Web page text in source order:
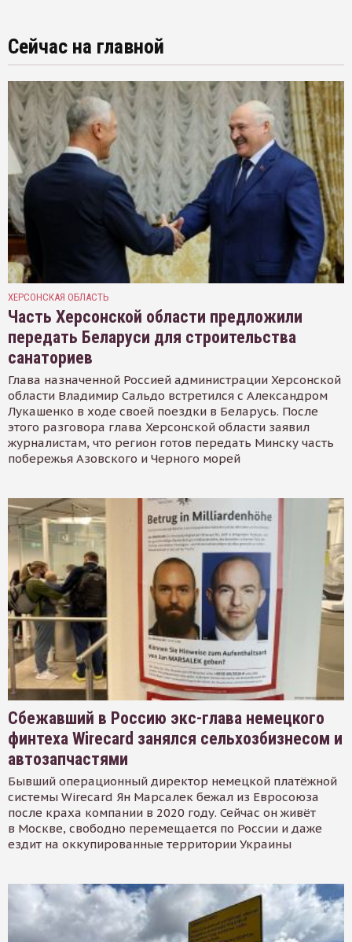
Сейчас на главной
ХЕРСОНСКАЯ ОБЛАСТЬ
Часть Херсонской области предложили
передать Беларуси для строительства
санаториев
Глава назначенной Россией администрации Херсонской
области Владимир Сальдо встретился с Александром
Лукашенко в ходе своей поездки в Беларусь. После
этого разговора глава Херсонской области заявил
журналистам, что регион готов передать Минску часть
побережья Азовского и Черного морей
Сбежавший в Россию экс-глава немецкого
финтеха Wirecard занялся сельхозбизнесом и
автозапчастями
Бывший операционный директор немецкой платёжной
системы Wirecard Ян Марсалек бежал из Евросоюза
после краха компании в 2020 году. Сейчас он живёт
в Москве, свободно перемещается по России и даже
ездит на оккупированные территории Украины